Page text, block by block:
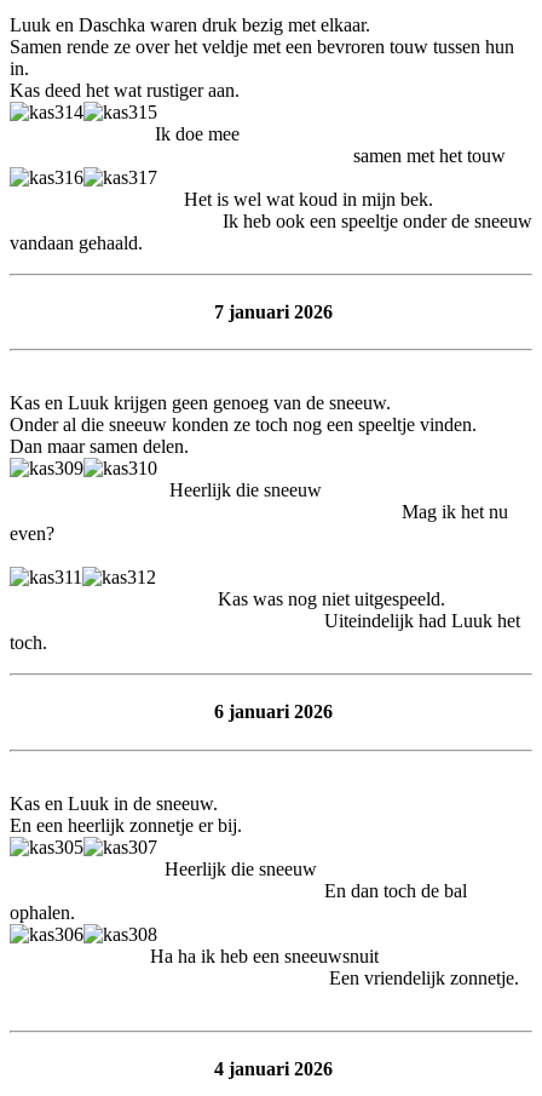
Luuk en Daschka waren druk bezig met elkaar.
Samen rende ze over het veldje met een bevroren touw tussen hun
in.
Kas deed het wat rustiger aan.
Ik doe mee
samen met het touw
Het is wel wat koud in mijn bek.
Ik heb ook een speeltje onder de sneeuw
vandaan gehaald.
7 januari 2026
Kas en Luuk krijgen geen genoeg van de sneeuw.
Onder al die sneeuw konden ze toch nog een speeltje vinden.
Dan maar samen delen.
Heerlijk die sneeuw
Mag ik het nu
even?
Kas was nog niet uitgespeeld.
Uiteindelijk had Luuk het
toch.
6 januari 2026
Kas en Luuk in de sneeuw.
En een heerlijk zonnetje er bij.
Heerlijk die sneeuw
En dan toch de bal
ophalen.
Ha ha ik heb een sneeuwsnuit
Een vriendelijk zonnetje.
4 januari 2026